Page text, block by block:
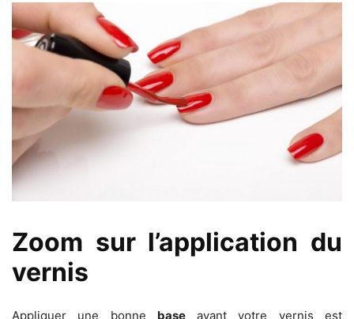
Zoom sur l’application du
vernis
Appliquer une bonne baseavant votre vernis est